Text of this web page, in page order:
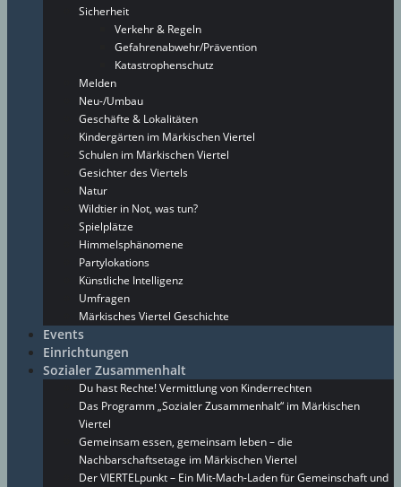
Sicherheit
Verkehr & Regeln
Gefahrenabwehr/Prävention
Katastrophenschutz
Melden
Neu-/Umbau
Geschäfte & Lokalitäten
Kindergärten im Märkischen Viertel
Schulen im Märkischen Viertel
Gesichter des Viertels
Natur
Wildtier in Not, was tun?
Spielplätze
Himmelsphänomene
Partylokations
Künstliche Intelligenz
Umfragen
Märkisches Viertel Geschichte
Events
Einrichtungen
Sozialer Zusammenhalt
Du hast Rechte! Vermittlung von Kinderrechten
Das Programm „Sozialer Zusammenhalt“ im Märkischen
Viertel
Gemeinsam essen, gemeinsam leben – die
Nachbarschaftsetage im Märkischen Viertel
Der VIERTELpunkt – Ein Mit-Mach-Laden für Gemeinschaft und